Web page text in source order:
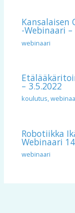
Kansalaisen
-webinaari –
webinaari
– 3.5.2022
koulutus,
Robotiikka
Webinaari
webinaari